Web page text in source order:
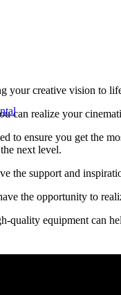
your creative vision to
can realize your
to ensure you get the
next level.
the support and
the opportunity to
quality equipment can